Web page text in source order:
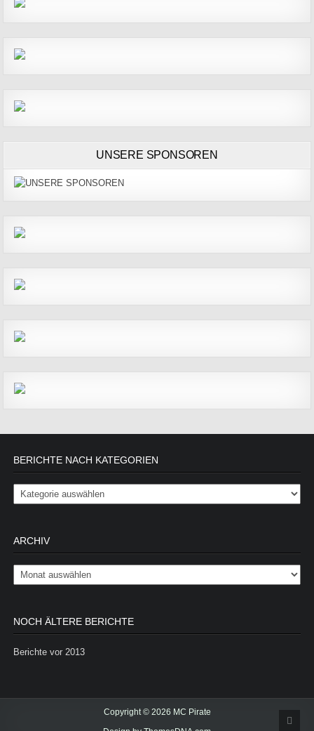
UNSERE SPONSOREN
BERICHTE NACH KATEGORIEN
Berichte nach Kategorien
ARCHIV
Archiv
NOCH ÄLTERE BERICHTE
Berichte vor 2013
Copyright © 2026 MC Pirate